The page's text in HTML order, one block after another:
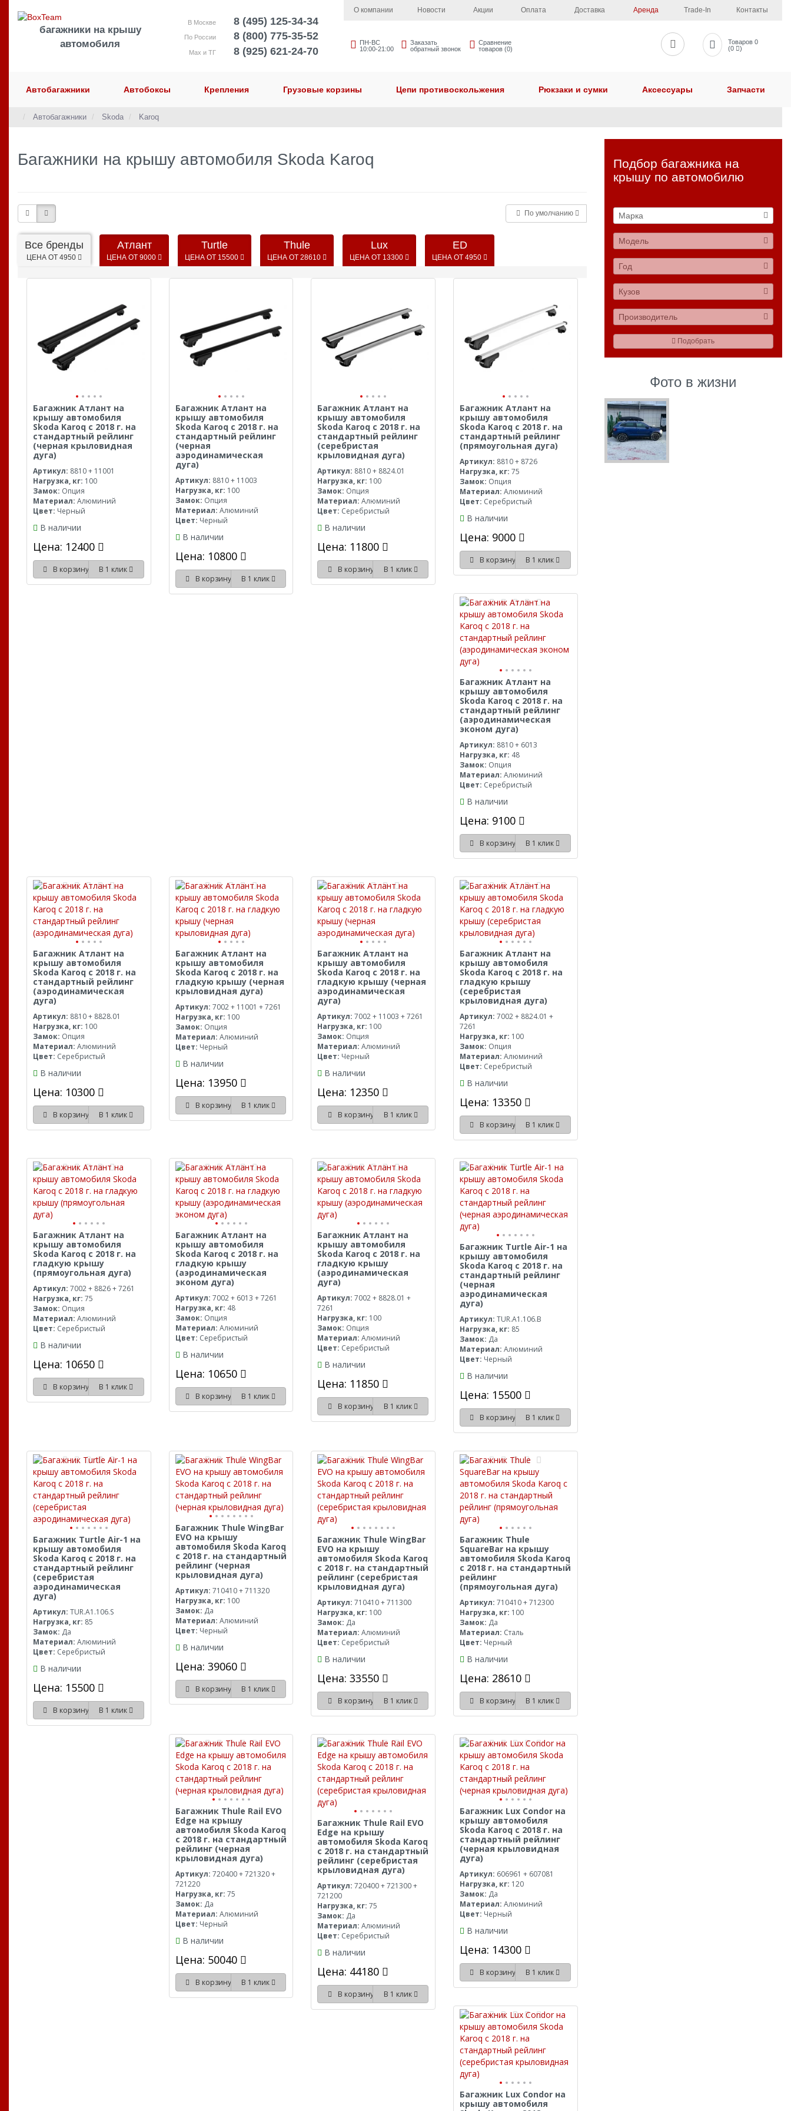
О компании Новости Акции Оплата Доставка Аренда Trade-In Контакты
багажники на крышу
автомобиля
В Москве 8 (495) 125-34-34
По России 8 (800) 775-35-52
Max и ТГ 8 (925) 621-24-70
ПН-ВС
10:00-21:00
Заказать
обратный звонок
Сравнение
товаров (0)
Товаров 0
(0
)
Автобагажники Автобоксы Крепления Грузовые корзины Цепи противоскольжения Рюкзаки и сумки Аксессуары Запчасти
Автобагажники Skoda Karoq
Багажники на крышу автомобиля Skoda Karoq
По умолчанию
Все бренды
ЦЕНА ОТ 4950
Атлант
ЦЕНА ОТ 9000
Turtle
ЦЕНА ОТ 15500
Thule
ЦЕНА ОТ 28610
Lux
ЦЕНА ОТ 13300
ED
ЦЕНА ОТ 4950
Багажник Атлант на
крышу автомобиля
Skoda Karoq с 2018 г. на
стандартный рейлинг
(черная крыловидная
дуга)
Артикул: 8810 + 11001
Нагрузка, кг: 100
Замок: Опция
Материал: Алюминий
Цвет: Черный
В наличии
Цена: 12400
В корзину В 1 клик
Багажник Атлант на
крышу автомобиля
Skoda Karoq с 2018 г. на
стандартный рейлинг
(черная
аэродинамическая
дуга)
Артикул: 8810 + 11003
Нагрузка, кг: 100
Замок: Опция
Материал: Алюминий
Цвет: Черный
В наличии
Цена: 10800
В корзину В 1 клик
Багажник Атлант на
крышу автомобиля
Skoda Karoq с 2018 г. на
стандартный рейлинг
(серебристая
крыловидная дуга)
Артикул: 8810 + 8824.01
Нагрузка, кг: 100
Замок: Опция
Материал: Алюминий
Цвет: Серебристый
В наличии
Цена: 11800
В корзину В 1 клик
Багажник Атлант на
крышу автомобиля
Skoda Karoq с 2018 г. на
стандартный рейлинг
(прямоугольная дуга)
Артикул: 8810 + 8726
Нагрузка, кг: 75
Замок: Опция
Материал: Алюминий
Цвет: Серебристый
В наличии
Цена: 9000
В корзину В 1 клик
Багажник Атлант на
крышу автомобиля
Skoda Karoq с 2018 г. на
стандартный рейлинг
(аэродинамическая
эконом дуга)
Артикул: 8810 + 6013
Нагрузка, кг: 48
Замок: Опция
Материал: Алюминий
Цвет: Серебристый
В наличии
Цена: 9100
В корзину В 1 клик
Багажник Атлант на
крышу автомобиля
Skoda Karoq с 2018 г. на
стандартный рейлинг
(аэродинамическая
дуга)
Артикул: 8810 + 8828.01
Нагрузка, кг: 100
Замок: Опция
Материал: Алюминий
Цвет: Серебристый
В наличии
Цена: 10300
В корзину В 1 клик
Багажник Атлант на
крышу автомобиля
Skoda Karoq с 2018 г. на
гладкую крышу (черная
крыловидная дуга)
Артикул: 7002 + 11001 + 7261
Нагрузка, кг: 100
Замок: Опция
Материал: Алюминий
Цвет: Черный
В наличии
Цена: 13950
В корзину В 1 клик
Багажник Атлант на
крышу автомобиля
Skoda Karoq с 2018 г. на
гладкую крышу (черная
аэродинамическая
дуга)
Артикул: 7002 + 11003 + 7261
Нагрузка, кг: 100
Замок: Опция
Материал: Алюминий
Цвет: Черный
В наличии
Цена: 12350
В корзину В 1 клик
Багажник Атлант на
крышу автомобиля
Skoda Karoq с 2018 г. на
гладкую крышу
(серебристая
крыловидная дуга)
Артикул: 7002 + 8824.01 +
7261
Нагрузка, кг: 100
Замок: Опция
Материал: Алюминий
Цвет: Серебристый
В наличии
Цена: 13350
В корзину В 1 клик
Багажник Атлант на
крышу автомобиля
Skoda Karoq с 2018 г. на
гладкую крышу
(прямоугольная дуга)
Артикул: 7002 + 8826 + 7261
Нагрузка, кг: 75
Замок: Опция
Материал: Алюминий
Цвет: Серебристый
В наличии
Цена: 10650
В корзину В 1 клик
Багажник Атлант на
крышу автомобиля
Skoda Karoq с 2018 г. на
гладкую крышу
(аэродинамическая
эконом дуга)
Артикул: 7002 + 6013 + 7261
Нагрузка, кг: 48
Замок: Опция
Материал: Алюминий
Цвет: Серебристый
В наличии
Цена: 10650
В корзину В 1 клик
Багажник Атлант на
крышу автомобиля
Skoda Karoq с 2018 г. на
гладкую крышу
(аэродинамическая
дуга)
Артикул: 7002 + 8828.01 +
7261
Нагрузка, кг: 100
Замок: Опция
Материал: Алюминий
Цвет: Серебристый
В наличии
Цена: 11850
В корзину В 1 клик
Багажник Turtle Air-1 на
крышу автомобиля
Skoda Karoq с 2018 г. на
стандартный рейлинг
(черная
аэродинамическая
дуга)
Артикул: TUR.A1.106.B
Нагрузка, кг: 85
Замок: Да
Материал: Алюминий
Цвет: Черный
В наличии
Цена: 15500
В корзину В 1 клик
Багажник Turtle Air-1 на
крышу автомобиля
Skoda Karoq с 2018 г. на
стандартный рейлинг
(серебристая
аэродинамическая
дуга)
Артикул: TUR.A1.106.S
Нагрузка, кг: 85
Замок: Да
Материал: Алюминий
Цвет: Серебристый
В наличии
Цена: 15500
В корзину В 1 клик
Багажник Thule WingBar
EVO на крышу
автомобиля Skoda Karoq
с 2018 г. на стандартный
рейлинг (черная
крыловидная дуга)
Артикул: 710410 + 711320
Нагрузка, кг: 100
Замок: Да
Материал: Алюминий
Цвет: Черный
В наличии
Цена: 39060
В корзину В 1 клик
Багажник Thule WingBar
EVO на крышу
автомобиля Skoda Karoq
с 2018 г. на стандартный
рейлинг (серебристая
крыловидная дуга)
Артикул: 710410 + 711300
Нагрузка, кг: 100
Замок: Да
Материал: Алюминий
Цвет: Серебристый
В наличии
Цена: 33550
В корзину В 1 клик
Багажник Thule
SquareBar на крышу
автомобиля Skoda Karoq
с 2018 г. на стандартный
рейлинг
(прямоугольная дуга)
Артикул: 710410 + 712300
Нагрузка, кг: 100
Замок: Да
Материал: Сталь
Цвет: Черный
В наличии
Цена: 28610
В корзину В 1 клик
Багажник Thule Rail EVO
Edge на крышу
автомобиля Skoda Karoq
с 2018 г. на стандартный
рейлинг (черная
крыловидная дуга)
Артикул: 720400 + 721320 +
721220
Нагрузка, кг: 75
Замок: Да
Материал: Алюминий
Цвет: Черный
В наличии
Цена: 50040
В корзину В 1 клик
Багажник Thule Rail EVO
Edge на крышу
автомобиля Skoda Karoq
с 2018 г. на стандартный
рейлинг (серебристая
крыловидная дуга)
Артикул: 720400 + 721300 +
721200
Нагрузка, кг: 75
Замок: Да
Материал: Алюминий
Цвет: Серебристый
В наличии
Цена: 44180
В корзину В 1 клик
Багажник Lux Condor на
крышу автомобиля
Skoda Karoq с 2018 г. на
стандартный рейлинг
(черная крыловидная
дуга)
Артикул: 606961 + 607081
Нагрузка, кг: 120
Замок: Да
Материал: Алюминий
Цвет: Черный
В наличии
Цена: 14300
В корзину В 1 клик
Багажник Lux Condor на
крышу автомобиля
Подбор багажника на
крышу по автомобилю
Марка
Модель
Год
Кузов
Производитель
Подобрать
Фото в жизни